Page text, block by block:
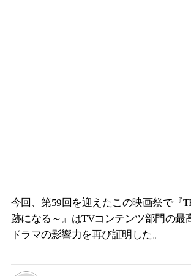
今回、第59回を迎えたこの映画祭で『
跡になる～』はTVコンテンツ部門の最
ドラマの影響力を再び証明した。